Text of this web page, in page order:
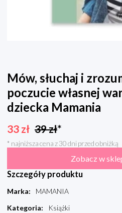
Mów, słuchaj i
poczucie własnej
dziecka Mamania
33 zł 39zł*
* najniższa cena z 30 dni przed obniżką
Zobacz w
Szczegóły produktu
Marka:
MAMANIA
Kategoria:
Książki